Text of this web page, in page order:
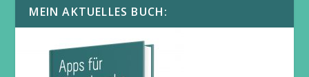
MEIN AKTUELLES BUCH: